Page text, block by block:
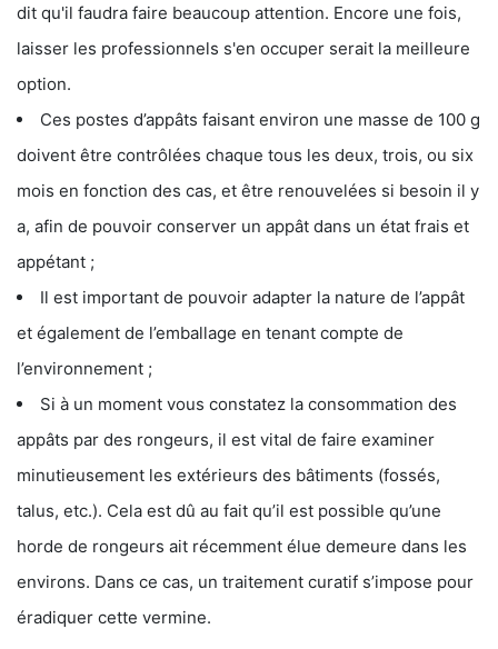
dit qu'il faudra faire beaucoup attention. Encore une fois,
laisser les professionnels s'en occuper serait la meilleure
option.
Ces postes d’appâts faisant environ une masse de 100 g
doivent être contrôlées chaque tous les deux, trois, ou six
mois en fonction des cas, et être renouvelées si besoin il y
a, afin de pouvoir conserver un appât dans un état frais et
appétant ;
Il est important de pouvoir adapter la nature de l’appât
et également de l’emballage en tenant compte de
l’environnement ;
Si à un moment vous constatez la consommation des
appâts par des rongeurs, il est vital de faire examiner
minutieusement les extérieurs des bâtiments (fossés,
talus, etc.). Cela est dû au fait qu’il est possible qu’une
horde de rongeurs ait récemment élue demeure dans les
environs. Dans ce cas, un traitement curatif s’impose pour
éradiquer cette vermine.